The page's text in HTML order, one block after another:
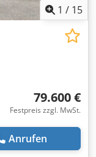
1 / 15
79.600 €
Festpreis zzgl. MwSt.
Anrufen